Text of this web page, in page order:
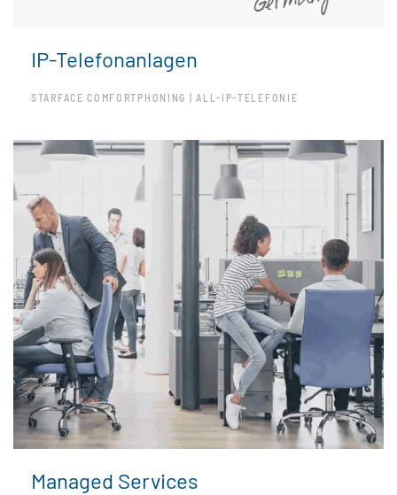
IP-Telefonanlagen
STARFACE COMFORTPHONING | ALL-IP-TELEFONIE
Managed Services